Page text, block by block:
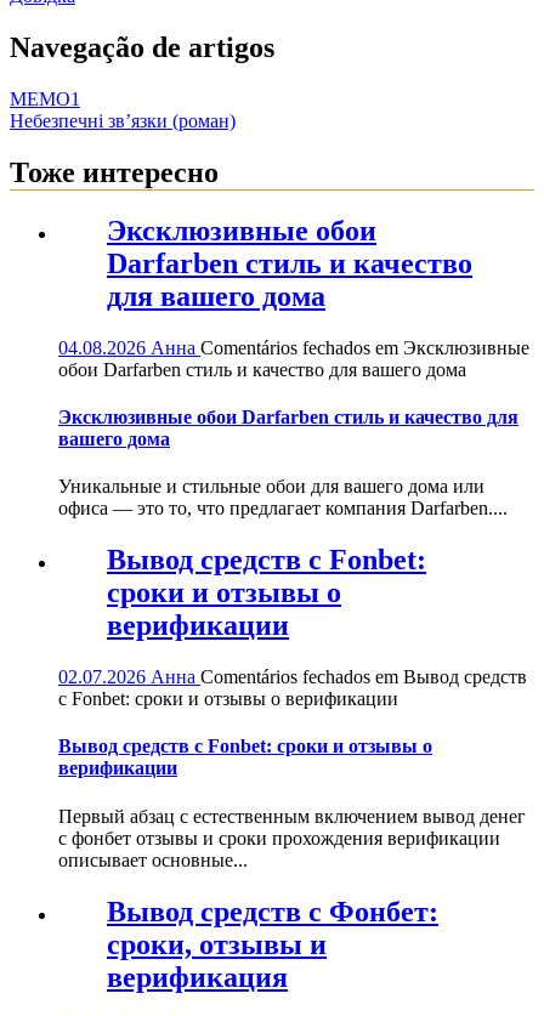
Navegação de artigos
MEMO1
Небезпечні зв’язки (роман)
Тоже интересно
Эксклюзивные обои
Darfarben стиль и качество
для вашего дома
04.08.2026 Анна Comentários fechados em Эксклюзивные
обои Darfarben стиль и качество для вашего дома
Эксклюзивные обои Darfarben стиль и качество для
вашего дома
Уникальные и стильные обои для вашего дома или
офиса — это то, что предлагает компания Darfarben....
Вывод средств с Fonbet:
сроки и отзывы о
верификации
02.07.2026 Анна Comentários fechados em Вывод средств
с Fonbet: сроки и отзывы о верификации
Вывод средств с Fonbet: сроки и отзывы о
верификации
Первый абзац с естественным включением вывод денег
с фонбет отзывы и сроки прохождения верификации
описывает основные...
Вывод средств с Фонбет:
сроки, отзывы и
верификация